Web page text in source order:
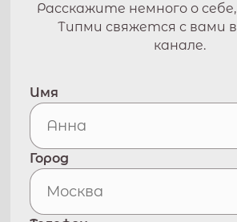
Расскажите немного о
Типми свяжется с вами
канале.
Имя
Город